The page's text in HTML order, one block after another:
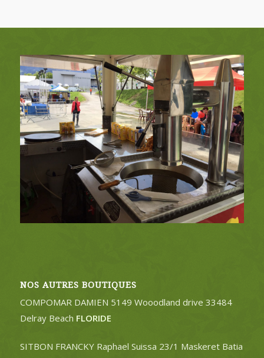
NOS AUTRES BOUTIQUES
COMPOMAR DAMIEN 5149 Wooodland drive 33484
Delray Beach FLORIDE
SITBON FRANCKY Raphael Suissa 23/1 Maskeret Batia